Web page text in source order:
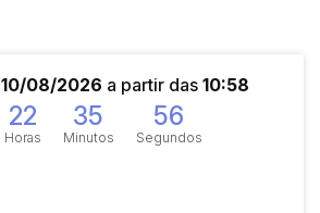
10/08/2026 a partir das 10:58
22
Horas
35
Minutos
56
Segundos